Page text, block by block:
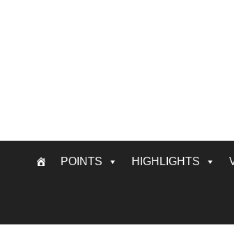
POINTS HIGHLIGHTS